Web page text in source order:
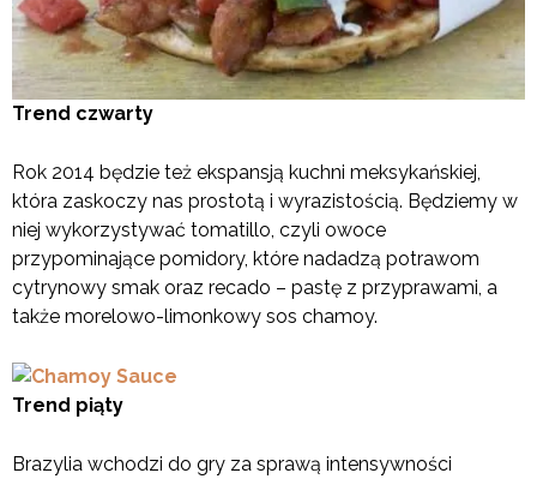
Trend czwarty
Rok 2014 będzie też ekspansją kuchni meksykańskiej,
która zaskoczy nas prostotą i wyrazistością. Będziemy w
niej wykorzystywać tomatillo, czyli owoce
przypominające pomidory, które nadadzą potrawom
cytrynowy smak oraz recado – pastę z przyprawami, a
także morelowo-limonkowy sos chamoy.
Trend piąty
Brazylia wchodzi do gry za sprawą intensywności